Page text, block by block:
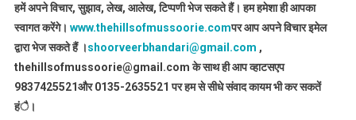
हमें अपने विचार, सुझाव, लेख, आलेख, टिप्पणी भेज सकते हैं। हम हमेशा ही आपका
स्वागत करेंगे। www.thehillsofmussoorie.comपर आप अपने विचार इमेल
द्वारा भेज सकते हैं ।shoorveerbhandari@gmail.com ,
thehillsofmussoorie@gmail.com के साथ ही आप व्हाटसएप
9837425521और 0135-2635521 पर हम से सीधे संवाद कायम भी कर सकतें
हंै।